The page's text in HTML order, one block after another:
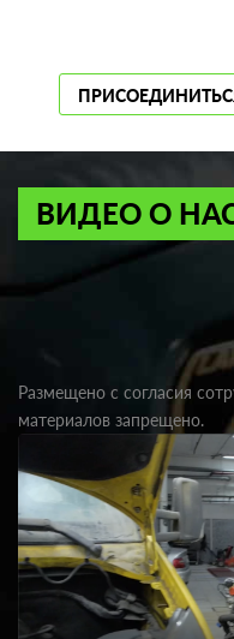
ВИДЕО О
Размещено с согласия
материалов запрещено.